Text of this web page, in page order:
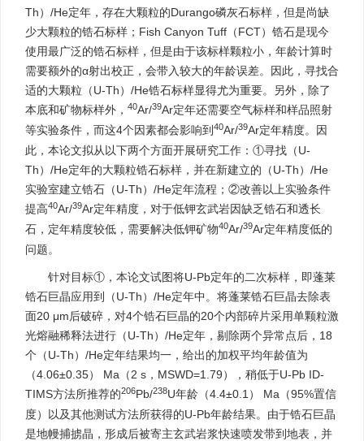
Th）/He定年，存在大颗粒的Durango磷灰石标样，但是尚缺
少大颗粒的锆石标样；Fish Canyon Tuff（FCT）锆石是现今
使用最广泛的锆石标样，但是由于该标样颗粒小，年龄计算时
需要额外的α射出校正，会带入较大的年龄误差。因此，寻找合
适的大颗粒（U-Th）/He锆石标样显得尤为重要。另外，除了
本底和矿物标样外， 40Ar/39Ar定年还需要空气标样和样品照射
等实验条件，而这4个因素都会影响到 40Ar/39Ar定年精度。因
此，本论文拟从以下两个方面开展研究工作：①寻找（U-
Th）/He定年的大颗粒锆石标样，并在新建立的（U-Th）/He
实验室建立锆石（U-Th）/He定年流程；②改善以上实验条件
提高40Ar/39Ar定年精度，对于低钾玄武岩因缺乏锆石和透长
石，定年精度较低，需要解决低钾矿物40Ar/39Ar定年精度低的
问题。
针对目标①，本论文试图将U-Pb定年的二次标样，即蓬莱
锆石巨晶应用到（U-Th）/He定年中。将蓬莱锆石巨晶去除表
面20 μm后破碎，对4个锆石巨晶的20个内部碎片采用单颗粒激
光熔融稀释法进行（U-Th）/He定年，剔除两个异常点后，18
个（U-Th）/He定年结果均一，给出的加权平均年龄值为
（4.06±0.35） Ma（2 s，MSWD=1.79），稍低于U-Pb ID-
TIMS方法所推荐的206Pb/238U年龄（4.4±0.1） Ma（95%置信
度）以及其他测试方法所获得的U-Pb年龄结果。由于锆石巨晶
是地幔捕掳晶，形成后被寄主玄武岩浆快速喷发带到地表，并